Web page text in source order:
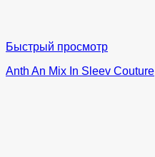
Быстрый просмотр
Anth An Mix In Sleev Couture